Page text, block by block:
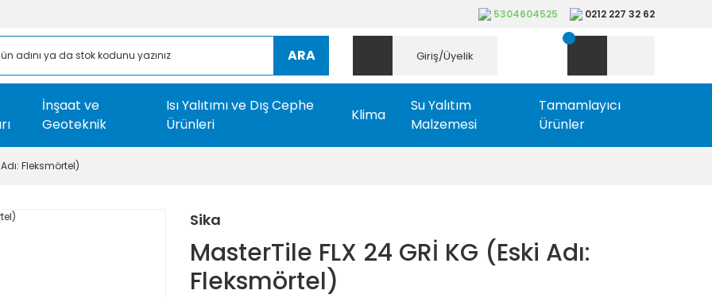
5304604525 0212 227 32 62
ARA Giriş/Üyelik
İnşaat ve
Geoteknik
Isı Yalıtımı ve Dış Cephe
Ürünleri
Klima
Su Yalıtım
Malzemesi
Tamamlayıcı
Ürünler
Fleksmörtel)
Sika
MasterTile FLX 24 GRİ KG (Eski Adı:
Fleksmörtel)